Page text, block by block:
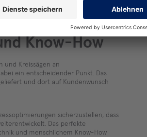
Know-How
und Kreissägen an
ein entscheidender Punkt. Das
und dort auf Kundenwunsch
sicherzustellen, dass
Das perfekte
und menschlichem Know-How